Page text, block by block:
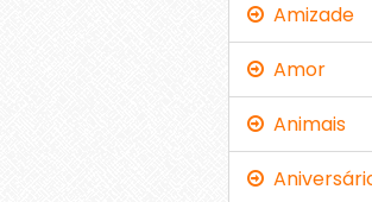
Amizade
Amor
Animais